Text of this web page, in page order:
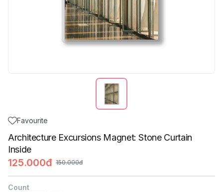
Favourite
Architecture Excursions Magnet: Stone Curtain
Inside
125.000đ 150.000đ
Count